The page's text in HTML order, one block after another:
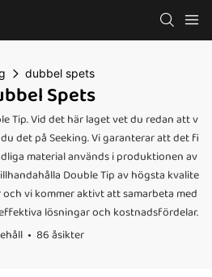
dubbel spets
Spets
Tip. Vid det här laget vet du redan att v
det på Seeking. Vi garanterar att det fi
material används i produktionen av
Double Tip av högsta kvalite
vi kommer aktivt att samarbeta med
lösningar och kostnadsfördelar.
86 åsikter